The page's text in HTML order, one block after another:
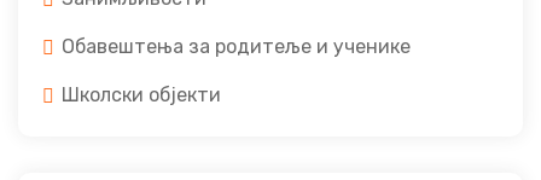
Обавештења за родитеље и ученике
Школски објекти